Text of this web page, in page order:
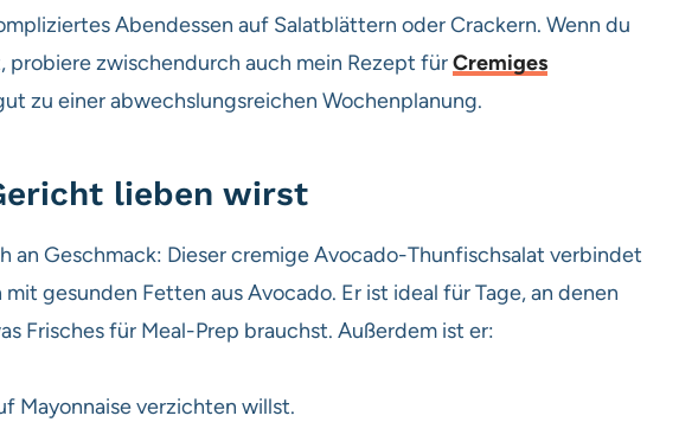
Abendessen auf Salatblättern oder Crackern. Wenn du
probiere zwischendurch auch mein Rezept fürCremiges
zu einer abwechslungsreichen Wochenplanung.
lieben wirst
an Geschmack: Dieser cremige Avocado-Thunfischsalat verbindet
gesunden Fetten aus Avocado. Er ist ideal für Tage, an denen
Frisches für Meal-Prep brauchst. Außerdem ist er:
Mayonnaise verzichten willst.